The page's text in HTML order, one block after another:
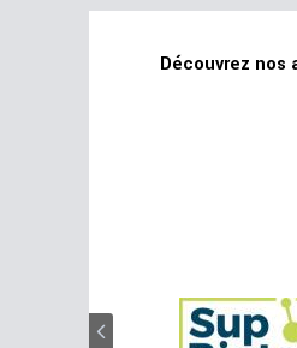
Découvrez nos